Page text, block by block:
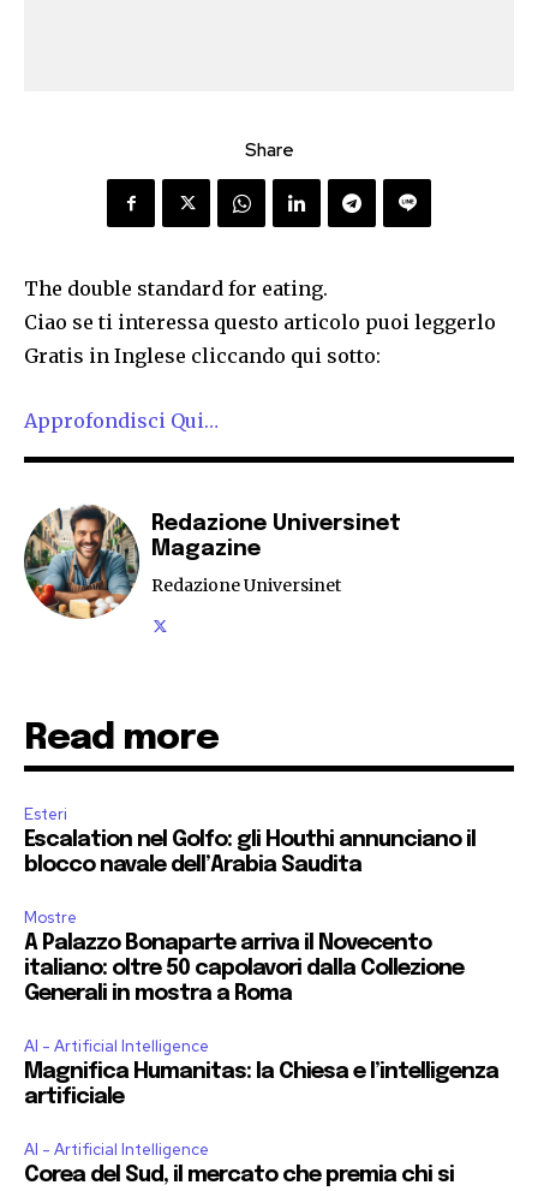
Share
The double standard for eating.
Ciao se ti interessa questo articolo puoi leggerlo
Gratis in Inglese cliccando qui sotto:
Approfondisci Qui…
Redazione Universinet
Magazine
Redazione Universinet
Read more
Esteri
Escalation nel Golfo: gli Houthi annunciano il
blocco navale dell’Arabia Saudita
Mostre
A Palazzo Bonaparte arriva il Novecento
italiano: oltre 50 capolavori dalla Collezione
Generali in mostra a Roma
AI - Artificial Intelligence
Magnifica Humanitas: la Chiesa e l’intelligenza
artificiale
AI - Artificial Intelligence
Corea del Sud, il mercato che premia chi si